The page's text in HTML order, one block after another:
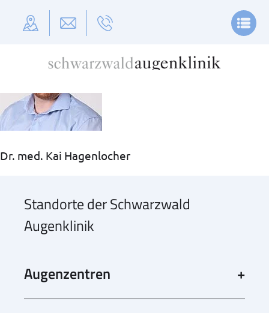
Zentrale Terminvergabe: 07422 / 99 16 550
Dr. med. Kai Hagenlocher
Dr. med. Kai Hagenlocher
Standorte der Schwarzwald
Augenklinik
Augenzentren